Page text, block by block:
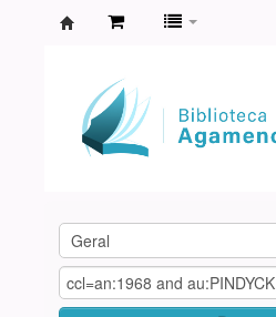
Agamenon
Magalhães